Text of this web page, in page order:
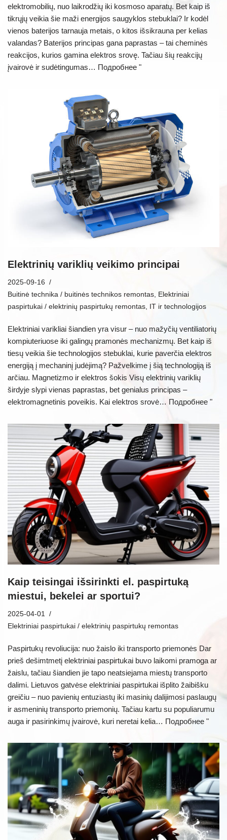
elektromobilių, nuo laikrodžių iki kosmoso aparatų. Bet kaip iš
tikrųjų veikia šie maži energijos saugyklos stebuklai? Ir kodėl
vienos baterijos tarnauja metais, o kitos išsikrauna per kelias
valandas? Baterijos principas gana paprastas – tai cheminės
reakcijos, kurios gamina elektros srovę. Tačiau šių reakcijų
įvairovė ir sudėtingumas… Подробнее "
Elektrinių variklių veikimo principai
2025-09-16
Buitinė technika / buitinės technikos remontas, Elektriniai
paspirtukai / elektrinių paspirtukų remontas, IT ir technologijos
Elektriniai varikliai šiandien yra visur – nuo mažyčių ventiliatorių
kompiuteriuose iki galingų pramonės mechanizmų. Bet kaip iš
tiesų veikia šie technologijos stebuklai, kurie paverčia elektros
energiją į mechaninį judėjimą? Pažvelkime į šią technologiją iš
arčiau. Magnetizmo ir elektros šokis Visų elektrinių variklių
širdyje slypi vienas paprastas, bet genialus principas –
elektromagnetinis poveikis. Kai elektros srovė… Подробнее "
Kaip teisingai išsirinkti el. paspirtuką
miestui, bekelei ar sportui?
2025-04-01
Elektriniai paspirtukai / elektrinių paspirtukų remontas
Paspirtukų revoliucija: nuo žaislo iki transporto priemonės Dar
prieš dešimtmetį elektriniai paspirtukai buvo laikomi pramoga ar
žaislu, tačiau šiandien jie tapo neatsiejama miestų transporto
dalimi. Lietuvos gatvėse elektriniai paspirtukai išplito žaibišku
greičiu – nuo pavienių entuziastų iki masinių dalijimosi paslaugų
ir asmeninių transporto priemonių. Tačiau kartu su populiarumu
auga ir pasirinkimų įvairovė, kuri neretai kelia… Подробнее "